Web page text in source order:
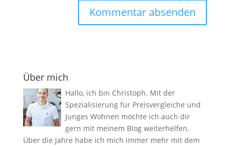
Über mich
Hallo, ich bin Christoph. Mit der
Spezialisierung für Preisvergleiche und
Junges Wohnen möchte ich auch dir
gern mit meinem Blog weiterhelfen.
Über die Jahre habe ich mich immer mehr mit dem